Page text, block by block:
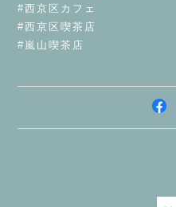
#西京区カフェ
#西京区喫茶店
#嵐山喫茶店